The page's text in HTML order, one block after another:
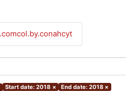
Start date: 2018 × End date: 2018 ×